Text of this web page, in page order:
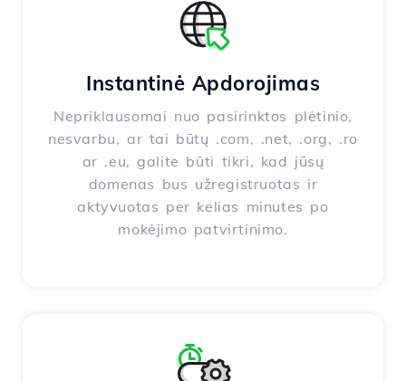
Instantinė Apdorojimas
Nepriklausomai nuo pasirinktos plėtinio,
nesvarbu, ar tai būtų .com, .net, .org, .ro
ar .eu, galite būti tikri, kad jūsų
domenas bus užregistruotas ir
aktyvuotas per kelias minutes po
mokėjimo patvirtinimo.